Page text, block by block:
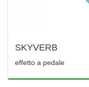
SKYVERB
effetto a pedale